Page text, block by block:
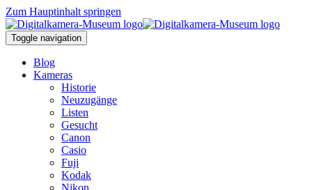
Zum Hauptinhalt springen
Toggle navigation
Blog
Kameras
Historie
Neuzugänge
Listen
Gesucht
Canon
Casio
Fuji
Kodak
Nikon